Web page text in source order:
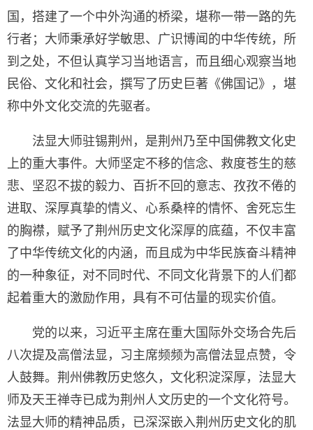
国，搭建了一个中外沟通的桥梁，堪称一带一路的先
行者；大师秉承好学敏思、广识博闻的中华传统，所
到之处，不但认真学习当地语言，而且细心观察当地
民俗、文化和社会，撰写了历史巨著《佛国记》，堪
称中外文化交流的先驱者。
法显大师驻锡荆州，是荆州乃至中国佛教文化史
上的重大事件。大师坚定不移的信念、救度苍生的慈
悲、坚忍不拔的毅力、百折不回的意志、孜孜不倦的
进取、深厚真挚的情义、心系桑梓的情怀、舍死忘生
的胸襟，赋予了荆州历史文化深厚的底蕴，不仅丰富
了中华传统文化的内涵，而且成为中华民族奋斗精神
的一种象征，对不同时代、不同文化背景下的人们都
起着重大的激励作用，具有不可估量的现实价值。
党的以来，习近平主席在重大国际外交场合先后
八次提及高僧法显，习主席频频为高僧法显点赞，令
人鼓舞。荆州佛教历史悠久，文化积淀深厚，法显大
师及天王禅寺已成为荆州人文历史的一个文化符号。
法显大师的精神品质，已深深嵌入荆州历史文化的肌